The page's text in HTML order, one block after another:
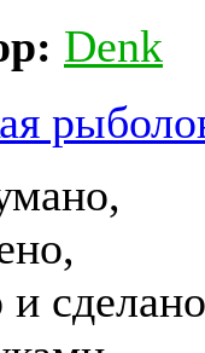
Denk
сделано